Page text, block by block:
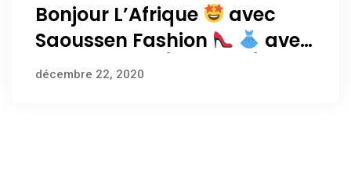
Bonjour L’Afrique
avec
Saoussen Fashion
avec
Atef
أنا بدينة إذا أنا جميلةdécembre 22, 2020